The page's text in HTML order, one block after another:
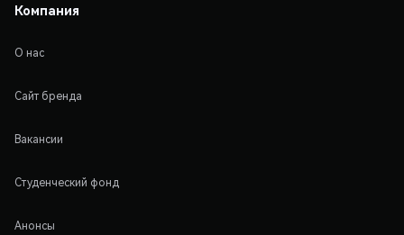
Компания
О нас
Сайт бренда
Вакансии
Студенческий фонд
Анонсы